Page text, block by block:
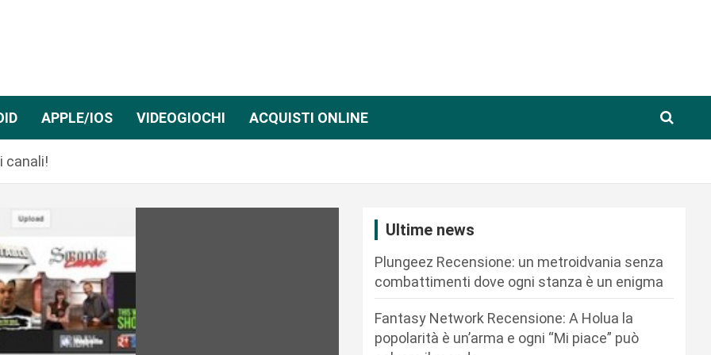
APPLE/IOS VIDEOGIOCHI ACQUISTI ONLINE
canali!
Ultime news
Plungeez Recensione: un metroidvania senza
combattimenti dove ogni stanza è un enigma
Fantasy Network Recensione: A Holua la
popolarità è un’arma e ogni “Mi piace” può